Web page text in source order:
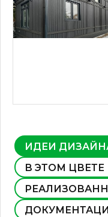
ИДЕИ
В ЭТОМ ЦВЕТЕ